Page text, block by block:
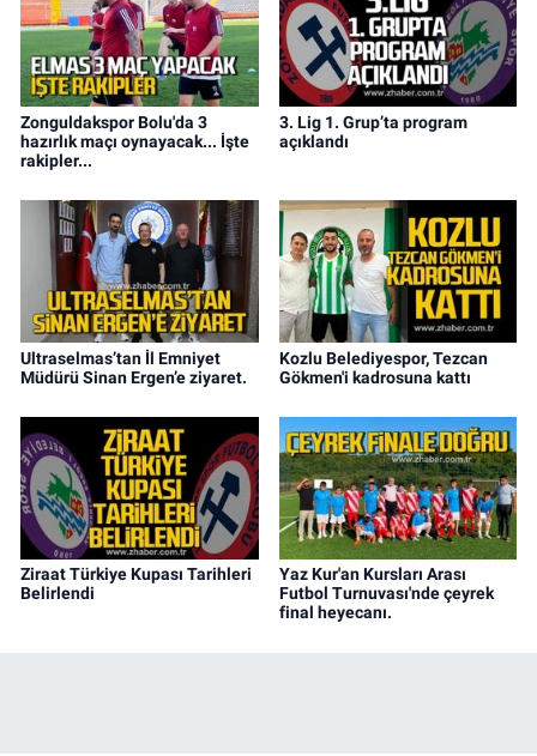
Zonguldakspor Bolu'da 3
hazırlık maçı oynayacak... İşte
rakipler...
3. Lig 1. Grup’ta program
açıklandı
Ultraselmas’tan İl Emniyet
Müdürü Sinan Ergen’e ziyaret.
Kozlu Belediyespor, Tezcan
Gökmen'i kadrosuna kattı
Ziraat Türkiye Kupası Tarihleri
Belirlendi
Yaz Kur'an Kursları Arası
Futbol Turnuvası'nde çeyrek
final heyecanı.